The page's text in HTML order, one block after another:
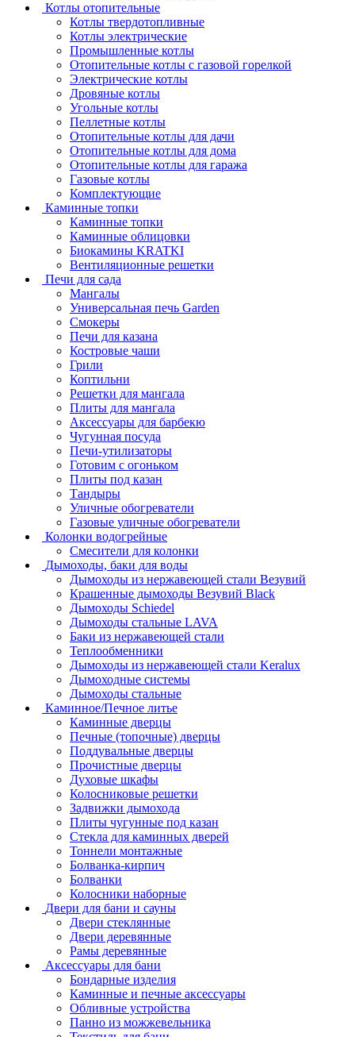
Котлы отопительные
Котлы твердотопливные
Котлы электрические
Промышленные котлы
Отопительные котлы с газовой горелкой
Электрические котлы
Дровяные котлы
Угольные котлы
Пеллетные котлы
Отопительные котлы для дачи
Отопительные котлы для дома
Отопительные котлы для гаража
Газовые котлы
Комплектующие
Каминные топки
Каминные топки
Каминные облицовки
Биокамины KRATKI
Вентиляционные решетки
Печи для сада
Мангалы
Универсальная печь Garden
Смокеры
Печи для казана
Костровые чаши
Грили
Коптильни
Решетки для мангала
Плиты для мангала
Аксессуары для барбекю
Чугунная посуда
Печи-утилизаторы
Готовим с огоньком
Плиты под казан
Тандыры
Уличные обогреватели
Газовые уличные обогреватели
Колонки водогрейные
Смесители для колонки
Дымоходы, баки для воды
Дымоходы из нержавеющей стали Везувий
Крашенные дымоходы Везувий Black
Дымоходы Schiedel
Дымоходы стальные LAVA
Баки из нержавеющей стали
Теплообменники
Дымоходы из нержавеющей стали Keralux
Дымоходные системы
Дымоходы стальные
Каминное/Печное литье
Каминные дверцы
Печные (топочные) дверцы
Поддувальные дверцы
Прочистные дверцы
Духовые шкафы
Колосниковые решетки
Задвижки дымохода
Плиты чугунные под казан
Стекла для каминных дверей
Тоннели монтажные
Болванка-кирпич
Болванки
Колосники наборные
Двери для бани и сауны
Двери стеклянные
Двери деревянные
Рамы деревянные
Аксессуары для бани
Бондарные изделия
Каминные и печные аксессуары
Обливные устройства
Панно из можжевельника